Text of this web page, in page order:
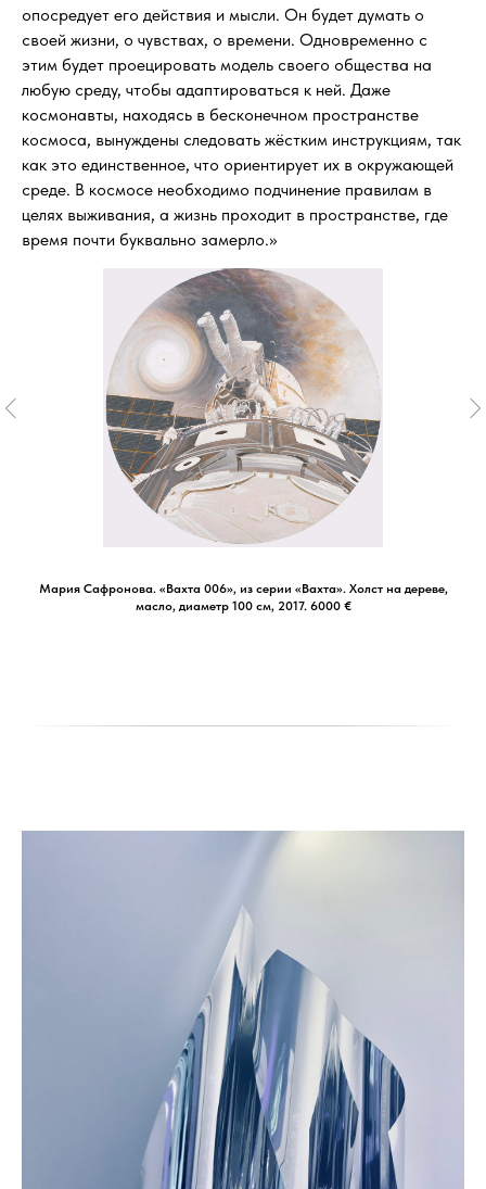
опосредует его действия и мысли. Он будет думать о
своей жизни, о чувствах, о времени. Одновременно с
этим будет проецировать модель своего общества на
любую среду, чтобы адаптироваться к ней. Даже
космонавты, находясь в бесконечном пространстве
космоса, вынуждены следовать жёстким инструкциям, так
как это единственное, что ориентирует их в окружающей
среде. В космосе необходимо подчинение правилам в
целях выживания, а жизнь проходит в пространстве, где
время почти буквально замерло.»
Мария Сафронова. «Вахта 006», из серии «Вахта». Холст на дереве,
масло, диаметр 100 см, 2017. 6000 €